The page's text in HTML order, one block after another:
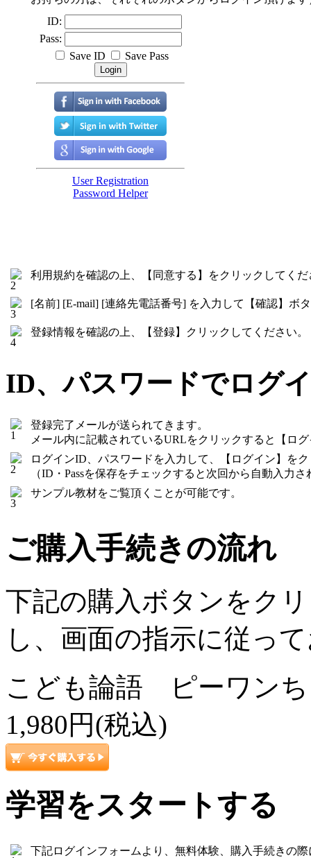
利用規約を確認の上、【同意する】をクリックしてくだ
[名前] [E-mail] [連絡先電話番号] を入力して【確認】ボ
登録情報を確認の上、【登録】クリックしてください。
ID、パスワードでログ
登録完了メールが送られてきます。
メール内に記載されているURLをクリックすると【ロ
ログインID、パスワードを入力して、【ログイン】を
（ID・Passを保存をチェックすると次回から自動入力さ
サンプル教材をご覧頂くことが可能です。
ご購入手続きの流れ
下記の購入ボタンをク
し、画面の指示に従っ
こども論語 ピーワンち
1,980円(税込)
学習をスタートする
下記ログインフォームより、無料体験、購入手続きの